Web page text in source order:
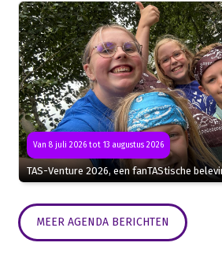
Van 8 juli 2026 tot 13 augustus 2026
TAS-Venture 2026, een fanTAStische
MEER AGENDA BERICHTEN